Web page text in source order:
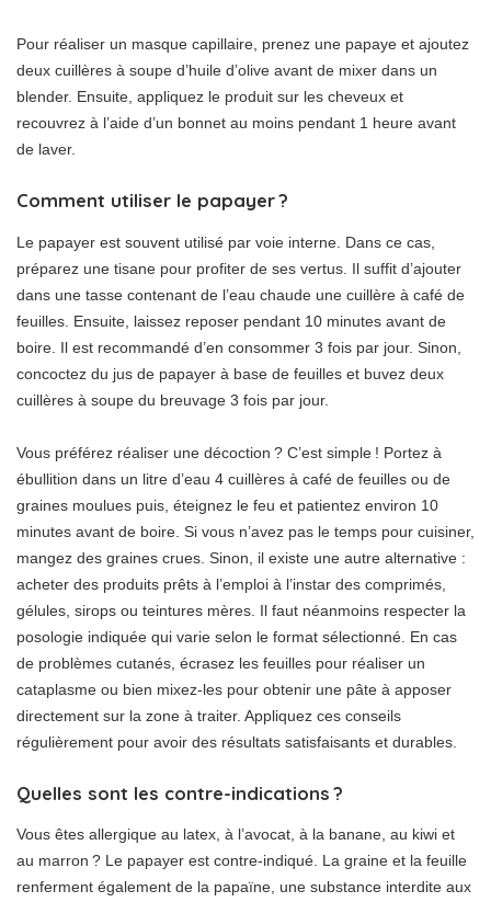
Pour réaliser un masque capillaire, prenez une papaye et ajoutez
deux cuillères à soupe d’huile d’olive avant de mixer dans un
blender. Ensuite, appliquez le produit sur les cheveux et
recouvrez à l’aide d’un bonnet au moins pendant 1 heure avant
de laver.
Comment utiliser le papayer ?
Le papayer est souvent utilisé par voie interne. Dans ce cas,
préparez une tisane pour profiter de ses vertus. Il suffit d’ajouter
dans une tasse contenant de l’eau chaude une cuillère à café de
feuilles. Ensuite, laissez reposer pendant 10 minutes avant de
boire. Il est recommandé d’en consommer 3 fois par jour. Sinon,
concoctez du jus de papayer à base de feuilles et buvez deux
cuillères à soupe du breuvage 3 fois par jour.
Vous préférez réaliser une décoction ? C’est simple ! Portez à
ébullition dans un litre d’eau 4 cuillères à café de feuilles ou de
graines moulues puis, éteignez le feu et patientez environ 10
minutes avant de boire. Si vous n’avez pas le temps pour cuisiner,
mangez des graines crues. Sinon, il existe une autre alternative :
acheter des produits prêts à l’emploi à l’instar des comprimés,
gélules, sirops ou teintures mères. Il faut néanmoins respecter la
posologie indiquée qui varie selon le format sélectionné. En cas
de problèmes cutanés, écrasez les feuilles pour réaliser un
cataplasme ou bien mixez-les pour obtenir une pâte à apposer
directement sur la zone à traiter. Appliquez ces conseils
régulièrement pour avoir des résultats satisfaisants et durables.
Quelles sont les contre-indications ?
Vous êtes allergique au latex, à l’avocat, à la banane, au kiwi et
au marron ? Le papayer est contre-indiqué. La graine et la feuille
renferment également de la papaïne, une substance interdite aux